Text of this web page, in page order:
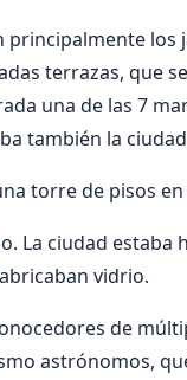
los
terrazas, que
una de las 7
también la
torre de pisos
La ciudad
vidrio.
de
astrónomos,